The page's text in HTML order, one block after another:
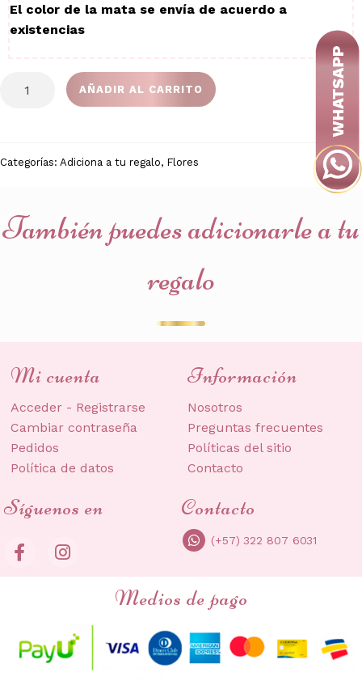
El color de la mata se envía de acuerdo a
existencias
AÑADIR AL CARRITO
Categorías: Adiciona a tu regalo, Flores
También puedes adicionarle a tu
regalo
Contacto
(+57) 322 807 6031
Síguenos en
Información
Nosotros
Preguntas frecuentes
Políticas del sitio
Contacto
Mi cuenta
Acceder - Registrarse
Cambiar contraseña
Pedidos
Política de datos
Medios de pago